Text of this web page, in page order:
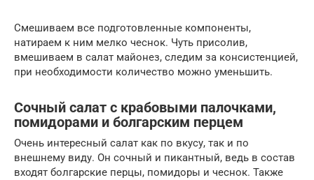
Смешиваем все подготовленные компоненты,
натираем к ним мелко чеснок. Чуть присолив,
вмешиваем в салат майонез, следим за консистенцией,
при необходимости количество можно уменьшить.
Сочный салат с крабовыми палочками,
помидорами и болгарским перцем
Очень интересный салат как по вкусу, так и по
внешнему виду. Он сочный и пикантный, ведь в состав
входят болгарские перцы, помидоры и чеснок. Также